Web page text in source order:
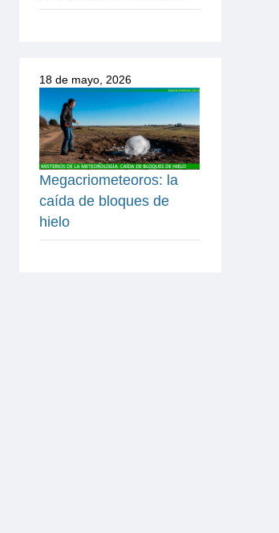
18 de mayo, 2026
Megacriometeoros: la
caída de bloques de
hielo